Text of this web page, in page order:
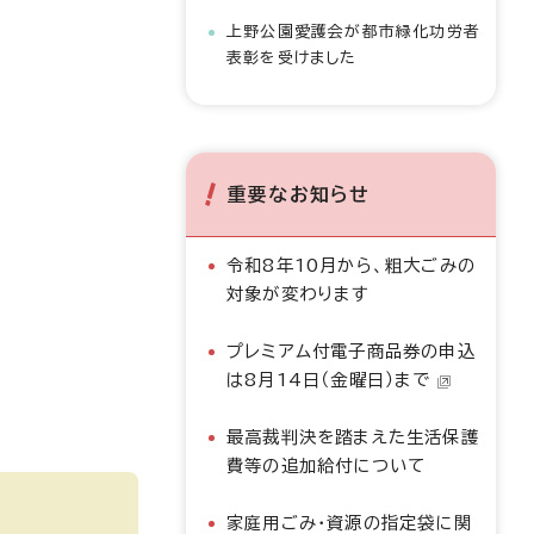
上野公園愛護会が都市緑化功労者
表彰を受けました
重要なお知らせ
令和8年10月から、粗大ごみの
対象が変わります
プレミアム付電子商品券の申込
は8月14日（金曜日）まで
最高裁判決を踏まえた生活保護
費等の追加給付について
家庭用ごみ・資源の指定袋に関